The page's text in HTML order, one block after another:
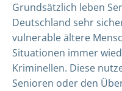
Grundsätzlich leben
Deutschland sehr
vulnerable ältere
Situationen immer
Kriminellen. Diese
Senioren oder den